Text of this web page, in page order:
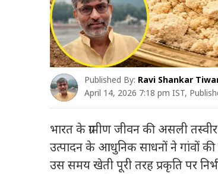
Published By: Ravi Shankar
April 14, 2026 7:18 pm IST,
भारत के ग्रामीण जीवन की असली
उत्पादन के आधुनिक साधनों ने गांवों
उस समय खेती पूरी तरह प्रकृति पर